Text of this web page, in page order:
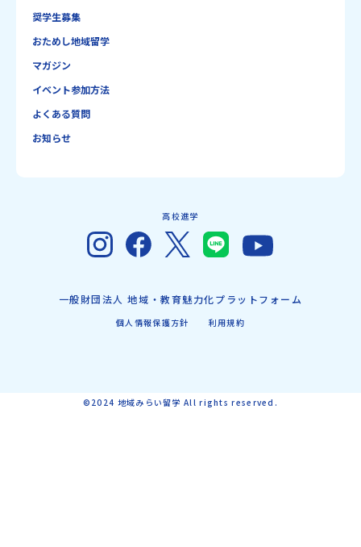
奨学生募集
おためし地域留学
マガジン
イベント参加方法
よくある質問
お知らせ
高校進学
一般財団法人 地域・教育魅力化プラットフォーム
個人情報保護方針 利用規約
©2024 地域みらい留学 All rights reserved.